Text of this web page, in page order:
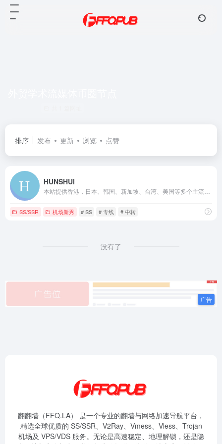
排序 发布 更新 浏览 点赞
HUNSHUI
SS/SSR 机场新秀 # SS # 专线 # 中转
没有了
翻翻墙（FFQ.LA） 是一个专业的翻墙与网络加速导航平台，
精选全球优质的 SS/SSR、V2Ray、Vmess、Vless、Trojan
机场及 VPS/VDS 服务。无论是高速稳定、地理解锁，还是隐